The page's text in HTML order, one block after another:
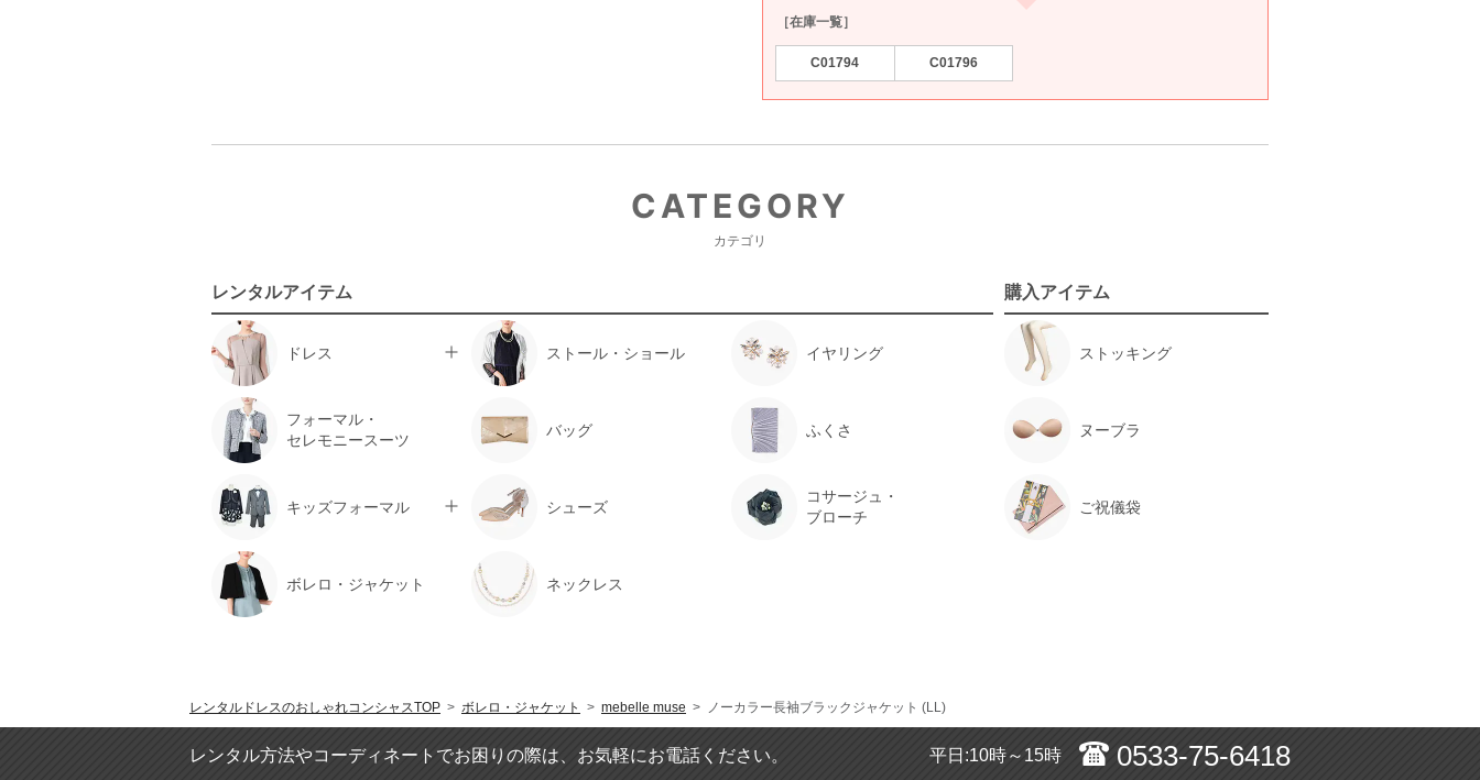
［在庫一覧］
C01794 C01796
CATEGORY
カテゴリ
レンタルアイテム
ドレス ストール・ショール イヤリング
フォーマル・
セレモニースーツ
バッグ ふくさ
キッズフォーマル シューズ
コサージュ・
ブローチ
ボレロ・ジャケット ネックレス
購入アイテム
ストッキング
ヌーブラ
ご祝儀袋
レンタルドレスのおしゃれコンシャスTOP > ボレロ・ジャケット > mebelle muse > ノーカラー長袖ブラックジャケット (LL)
レンタル方法やコーディネートでお困りの際は、お気軽にお電話ください。 平日:10時～15時 0533-75-6418